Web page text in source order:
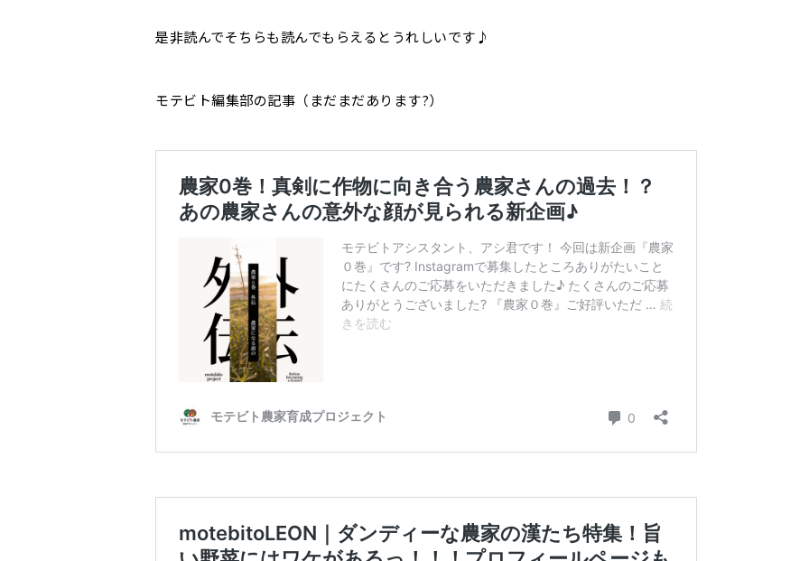
是非読んでそちらも読んでもらえるとうれしいです♪
モテビト編集部の記事（まだまだあります?）